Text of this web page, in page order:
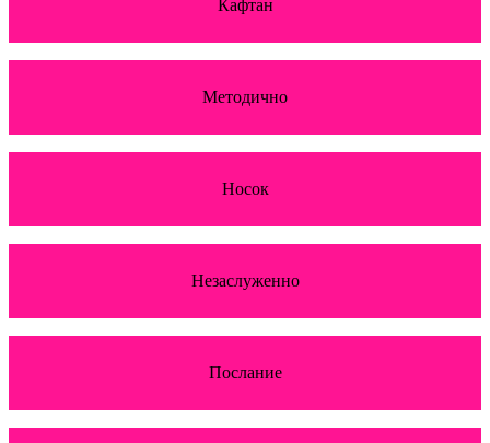
Кафтан
Методично
Носок
Незаслуженно
Послание